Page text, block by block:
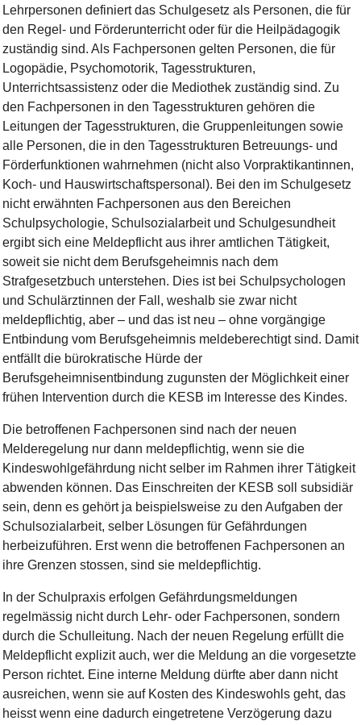
Lehrpersonen definiert das Schulgesetz als Personen, die für
den Regel- und Förderunterricht oder für die Heilpädagogik
zuständig sind. Als Fachpersonen gelten Personen, die für
Logopädie, Psychomotorik, Tagesstrukturen,
Unterrichtsassistenz oder die Mediothek zuständig sind. Zu
den Fachpersonen in den Tagesstrukturen gehören die
Leitungen der Tagesstrukturen, die Gruppenleitungen sowie
alle Personen, die in den Tagesstrukturen Betreuungs- und
Förderfunktionen wahrnehmen (nicht also Vorpraktikantinnen,
Koch- und Hauswirtschaftspersonal). Bei den im Schulgesetz
nicht erwähnten Fachpersonen aus den Bereichen
Schulpsychologie, Schulsozialarbeit und Schulgesundheit
ergibt sich eine Meldepflicht aus ihrer amtlichen Tätigkeit,
soweit sie nicht dem Berufsgeheimnis nach dem
Strafgesetzbuch unterstehen. Dies ist bei Schulpsychologen
und Schulärztinnen der Fall, weshalb sie zwar nicht
meldepflichtig, aber – und das ist neu – ohne vorgängige
Entbindung vom Berufsgeheimnis meldeberechtigt sind. Damit
entfällt die bürokratische Hürde der
Berufsgeheimnisentbindung zugunsten der Möglichkeit einer
frühen Intervention durch die KESB im Interesse des Kindes.
Die betroffenen Fachpersonen sind nach der neuen
Melderegelung nur dann meldepflichtig, wenn sie die
Kindeswohlgefährdung nicht selber im Rahmen ihrer Tätigkeit
abwenden können. Das Einschreiten der KESB soll subsidiär
sein, denn es gehört ja beispielsweise zu den Aufgaben der
Schulsozialarbeit, selber Lösungen für Gefährdungen
herbeizuführen. Erst wenn die betroffenen Fachpersonen an
ihre Grenzen stossen, sind sie meldepflichtig.
In der Schulpraxis erfolgen Gefährdungsmeldungen
regelmässig nicht durch Lehr- oder Fachpersonen, sondern
durch die Schulleitung. Nach der neuen Regelung erfüllt die
Meldepflicht explizit auch, wer die Meldung an die vorgesetzte
Person richtet. Eine interne Meldung dürfte aber dann nicht
ausreichen, wenn sie auf Kosten des Kindeswohls geht, das
heisst wenn eine dadurch eingetretene Verzögerung dazu